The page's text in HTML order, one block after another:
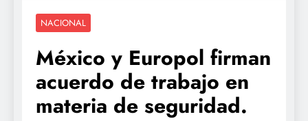
NACIONAL
México y Europol firman
acuerdo de trabajo en
materia de seguridad.